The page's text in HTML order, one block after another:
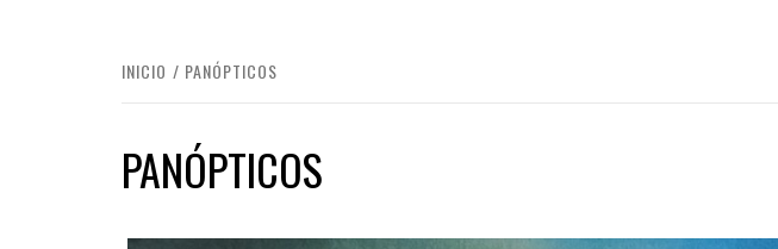
INICIO PANÓPTICOS
PANÓPTICOS